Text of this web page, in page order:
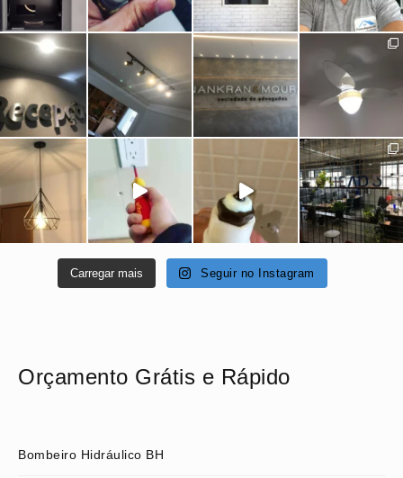
Carregar mais Seguir no Instagram
Orçamento Grátis e Rápido
Bombeiro Hidráulico BH